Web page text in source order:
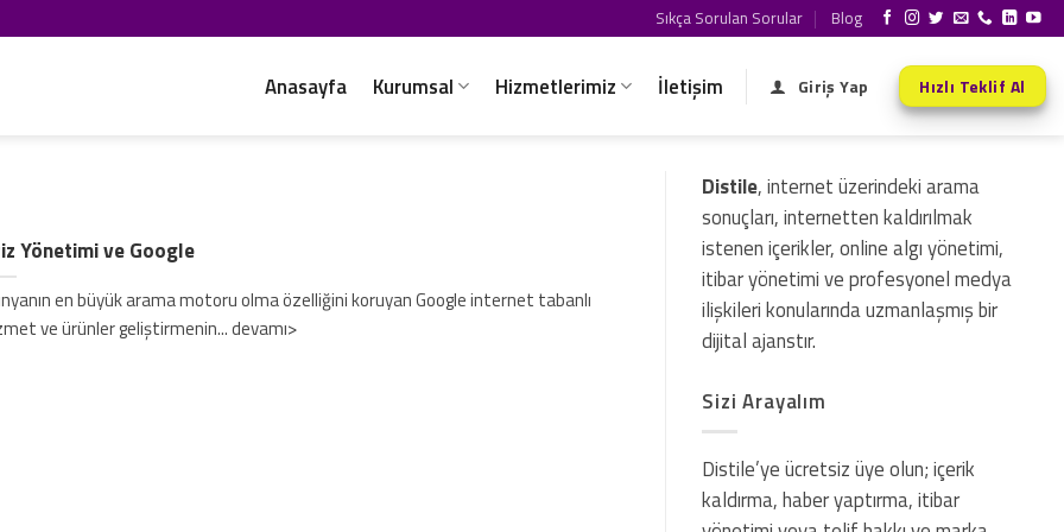
Sıkça Sorulan Sorular Blog
Anasayfa Kurumsal Hizmetlerimiz İletişim Giriş Yap Hızlı Teklif Al
Yönetimi ve Google
en büyük arama motoru olma özelliğini koruyan Google internet tabanlı
ve ürünler geliştirmenin... devamı>
Distile, internet üzerindeki arama
sonuçları, internetten kaldırılmak
istenen içerikler, online algı yönetimi,
itibar yönetimi ve profesyonel medya
ilişkileri konularında uzmanlaşmış bir
dijital ajanstır.
Sizi Arayalım
Distile’ye ücretsiz üye olun; içerik
kaldırma, haber yaptırma, itibar